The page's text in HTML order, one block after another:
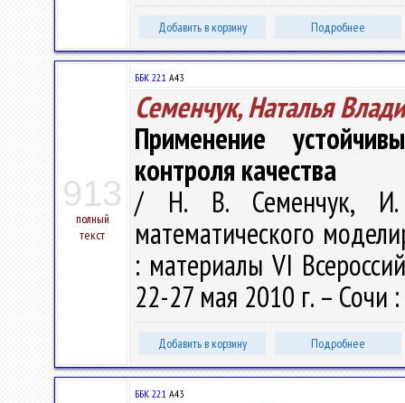
Добавить в корзину Подробнее
913
полный
текст
ББК 22.1 А43
Семенчук, Наталья
Применение
контроля качества
/ Н. В. Семенчук, И.
математического
: материалы VI
22-27 мая 2010 г. – Сочи
Добавить в корзину Подробнее
ББК 22.1 А43